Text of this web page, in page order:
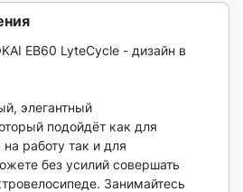
элегантный
подойдёт как для
работу так и для
без усилий совершать
Занимайтесь